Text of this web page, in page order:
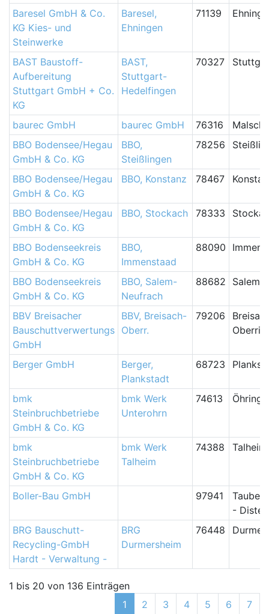
Baresel GmbH & Co.
KG Kies- und
Steinwerke
Baresel,
Ehningen
71139
BAST Baustoff-
Aufbereitung
Stuttgart GmbH + Co.
KG
BAST,
Stuttgart-
Hedelfingen
70327
baurec GmbH baurec GmbH 76316
Malsch
BBO Bodensee/Hegau
GmbH & Co. KG
BBO,
Steißlingen
78256
BBO Bodensee/Hegau
GmbH & Co. KG
BBO, Konstanz 78467
BBO Bodensee/Hegau
GmbH & Co. KG
BBO, Stockach 78333
BBO Bodenseekreis
GmbH & Co. KG
BBO,
Immenstaad
88090
BBO Bodenseekreis
GmbH & Co. KG
BBO, Salem-
Neufrach
88682 Salem-
BBV Breisacher
Bauschuttverwertungs
GmbH
BBV, Breisach-
Oberr.
79206
Berger GmbH
Berger,
Plankstadt
68723
bmk
Steinbruchbetriebe
GmbH & Co. KG
bmk Werk
Unterohrn
74613
bmk
Steinbruchbetriebe
GmbH & Co. KG
bmk Werk
Talheim
74388 Talheim
Boller-Bau GmbH 97941
-
BRG Bauschutt-
Recycling-GmbH
Hardt - Verwaltung -
BRG
Durmersheim
76448
1 bis 20 von 136 Einträgen
1
2 3 4 5 6 7